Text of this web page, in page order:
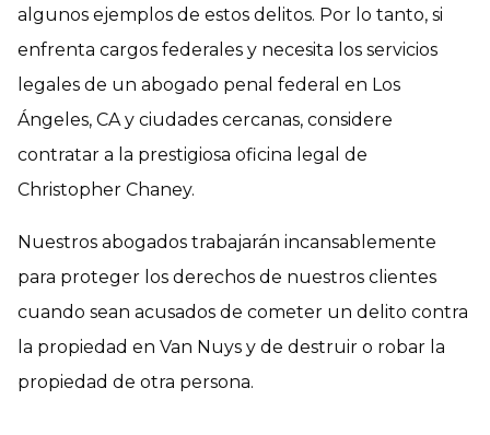
algunos ejemplos de estos delitos. Por lo tanto, si
enfrenta cargos federales y necesita los servicios
legales de un abogado penal federal en Los
Ángeles, CA y ciudades cercanas, considere
contratar a la prestigiosa oficina legal de
Christopher Chaney.
Nuestros abogados trabajarán incansablemente
para proteger los derechos de nuestros clientes
cuando sean acusados de cometer un delito contra
la propiedad en Van Nuys y de destruir o robar la
propiedad de otra persona.